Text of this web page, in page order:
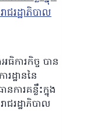
ការកិច្ច បាន
ដ្ឋាននៃ
ការគន្លឹះក្នុង
ជរដ្ឋាភិបាល